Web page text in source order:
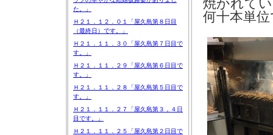
た。」
Ｈ２１．１２．０１「屋久島第８日目
（最終日）です。」
Ｈ２１．１１．３０「屋久島第７日目で
す。」
Ｈ２１．１１．２９「屋久島第６日目で
す。」
Ｈ２１．１１．２８「屋久島第５日目で
す。」
Ｈ２１．１１．２７「屋久島第３，４日
目です。」
Ｈ２１．１１．２５「屋久島第２日目で
焼かれて
何十本単